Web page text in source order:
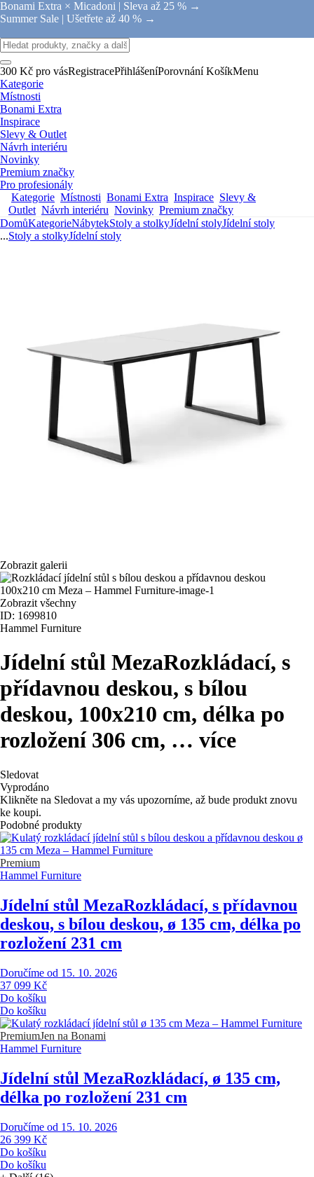
Bonami Extra × Micadoni | Sleva až 25 % →
Summer Sale | Ušetřete až 40 % →
300 Kč pro vásRegistracePřihlášeníPorovnání KošíkMenu
Kategorie
Místnosti
Bonami Extra
Inspirace
Slevy & Outlet
Návrh interiéru
Novinky
Premium značky
Pro profesionály
Kategorie Místnosti Bonami Extra Inspirace Slevy &
Outlet Návrh interiéru Novinky Premium značky
DomůKategorieNábytekStoly a stolkyJídelní stolyJídelní stoly
...Stoly a stolkyJídelní stoly
Zobrazit galerii
Zobrazit všechny
ID: 1699810
Hammel Furniture
Jídelní stůl MezaRozkládací, s
přídavnou deskou, s bílou
deskou, 100x210 cm, délka po
rozložení 306 cm, … více
Sledovat
Vyprodáno
Klikněte na Sledovat a my vás upozorníme, až bude produkt znovu
ke koupi.
Podobné produkty
Premium
Hammel Furniture
Jídelní stůl MezaRozkládací, s přídavnou
deskou, s bílou deskou, ø 135 cm, délka po
rozložení 231 cm
Doručíme od 15. 10. 2026
37 099 Kč
Do košíku
Do košíku
PremiumJen na Bonami
Hammel Furniture
Jídelní stůl MezaRozkládací, ø 135 cm,
délka po rozložení 231 cm
Doručíme od 15. 10. 2026
26 399 Kč
Do košíku
Do košíku